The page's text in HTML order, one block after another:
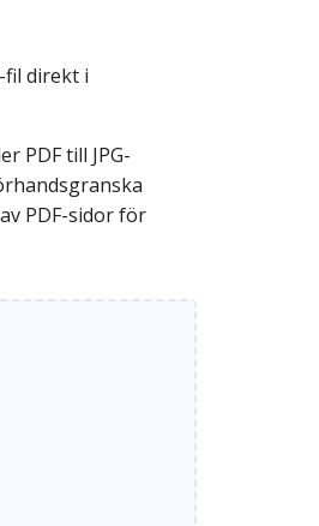
fil direkt i
PDF till JPG-
PDF-sidor för